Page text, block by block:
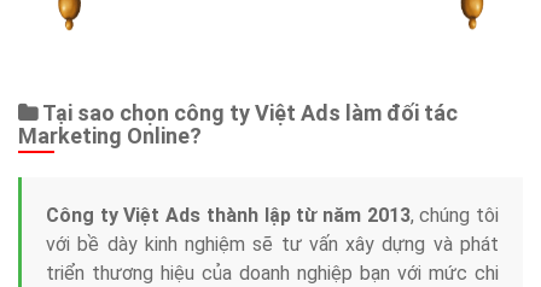
Tại sao chọn công ty Việt Ads làm đối tác
Marketing Online?
Công ty Việt Ads thành lập từ năm 2013, chúng tôi
với bề dày kinh nghiệm sẽ tư vấn xây dựng và phát
triển thương hiệu của doanh nghiệp bạn với mức chi